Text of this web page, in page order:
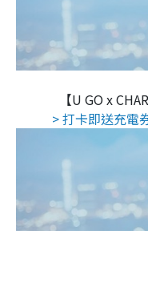
【U GO x
> 打卡即送充電